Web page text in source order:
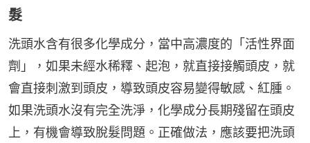
髮
洗頭水含有很多化學成分，當中高濃度的「活性界面
劑」，如果未經水稀釋、起泡，就直接接觸頭皮，就
會直接刺激到頭皮，導致頭皮容易變得敏感、紅腫。
如果洗頭水沒有完全洗淨，化學成分長期殘留在頭皮
上，有機會導致脫髮問題。正確做法，應該要把洗頭